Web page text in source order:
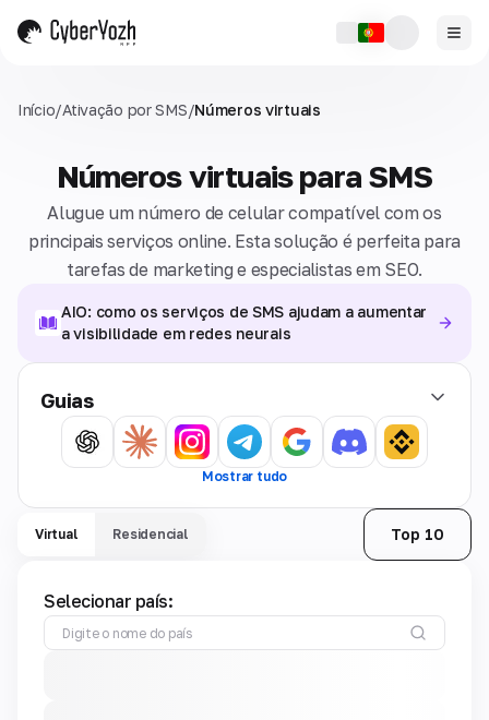
Início/Ativação por SMS/Números virtuais
Números virtuais para SMS
Alugue um número de celular compatível com os
principais serviços online. Esta solução é perfeita para
tarefas de marketing e especialistas em SEO.
AIO: como os serviços de SMS ajudam a aumentar
a visibilidade em redes neurais
Guias
Mostrar tudo
Virtual Residencial Top 10
Selecionar país: